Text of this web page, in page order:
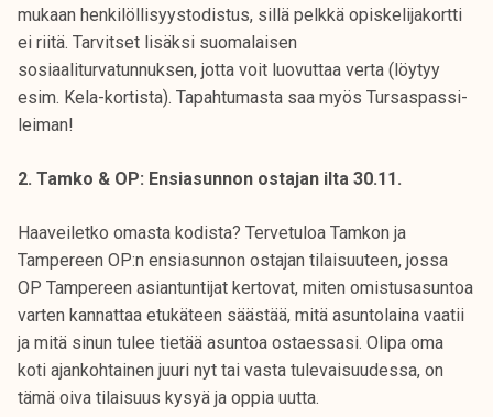
mukaan henkilöllisyystodistus, sillä pelkkä opiskelijakortti
ei riitä. Tarvitset lisäksi suomalaisen
sosiaaliturvatunnuksen, jotta voit luovuttaa verta (löytyy
esim. Kela-kortista). Tapahtumasta saa myös Tursaspassi-
leiman!
2. Tamko & OP: Ensiasunnon ostajan ilta 30.11.
Haaveiletko omasta kodista? Tervetuloa Tamkon ja
Tampereen OP:n ensiasunnon ostajan tilaisuuteen, jossa
OP Tampereen asiantuntijat kertovat, miten omistusasuntoa
varten kannattaa etukäteen säästää, mitä asuntolaina vaatii
ja mitä sinun tulee tietää asuntoa ostaessasi. Olipa oma
koti ajankohtainen juuri nyt tai vasta tulevaisuudessa, on
tämä oiva tilaisuus kysyä ja oppia uutta.